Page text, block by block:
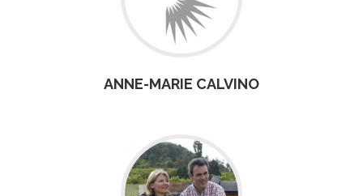
ANNE-MARIE CALVINO